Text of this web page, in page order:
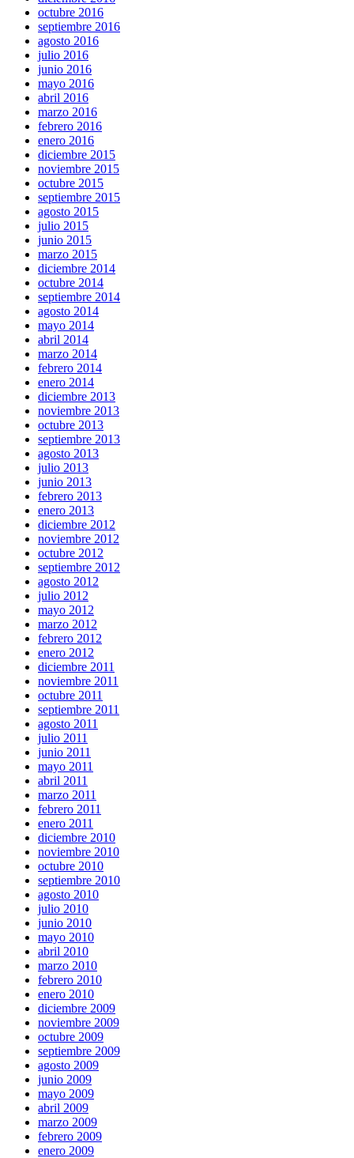
octubre 2016
septiembre 2016
agosto 2016
julio 2016
junio 2016
mayo 2016
abril 2016
marzo 2016
febrero 2016
enero 2016
diciembre 2015
noviembre 2015
octubre 2015
septiembre 2015
agosto 2015
julio 2015
junio 2015
marzo 2015
diciembre 2014
octubre 2014
septiembre 2014
agosto 2014
mayo 2014
abril 2014
marzo 2014
febrero 2014
enero 2014
diciembre 2013
noviembre 2013
octubre 2013
septiembre 2013
agosto 2013
julio 2013
junio 2013
febrero 2013
enero 2013
diciembre 2012
noviembre 2012
octubre 2012
septiembre 2012
agosto 2012
julio 2012
mayo 2012
marzo 2012
febrero 2012
enero 2012
diciembre 2011
noviembre 2011
octubre 2011
septiembre 2011
agosto 2011
julio 2011
junio 2011
mayo 2011
abril 2011
marzo 2011
febrero 2011
enero 2011
diciembre 2010
noviembre 2010
octubre 2010
septiembre 2010
agosto 2010
julio 2010
junio 2010
mayo 2010
abril 2010
marzo 2010
febrero 2010
enero 2010
diciembre 2009
noviembre 2009
octubre 2009
septiembre 2009
agosto 2009
junio 2009
mayo 2009
abril 2009
marzo 2009
febrero 2009
enero 2009